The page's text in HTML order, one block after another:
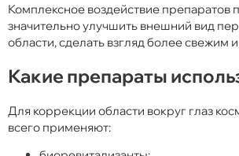
Комплексное воздействие препаратов
значительно улучшить внешний вид
области, сделать взгляд более свежим
Какие препараты
Для коррекции области вокруг глаз
всего применяют: